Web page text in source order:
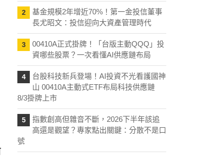
2
基金規模2年增近70%！第一金投信董事
長尤昭文：投信迎向大資產管理時代
3
00410A正式掛牌！「台版主動QQQ」投
資哪些股票？一次看懂AI供應鏈布局
4
台股科技新兵登場！AI投資不光看護國神
山 00410A主動式ETF布局科技供應鏈
8/3掛牌上市
5
指數創高但雜音不斷，2026下半年該追
高還是觀望？專家點出關鍵：分散不是口
號